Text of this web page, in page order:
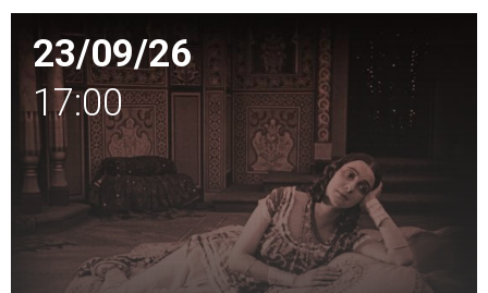
23/09/26
17:00